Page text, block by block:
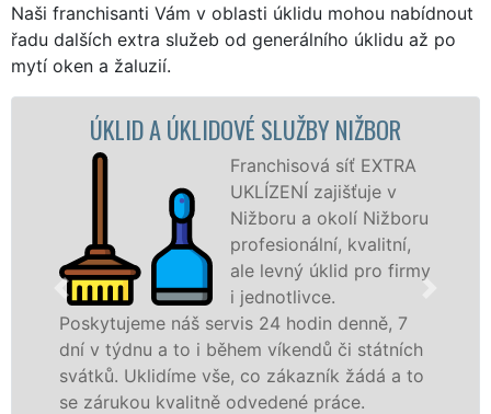
Naši franchisanti Vám v oblasti úklidu mohou nabídnout
řadu dalších extra služeb od generálního úklidu až po
mytí oken a žaluzií.
ÚKLIDOVÉ SLUŽBY NIŽBOR
Franchisová síť EXTRA
UKLÍZENÍ zajišťuje v
Nižboru a okolí Nižboru
profesionální, kvalitní,
ale levný úklid pro firmy
i jednotlivce.
náš servis 24 hodin denně, 7
a to i během víkendů či státních
vše, co zákazník žádá a to
kvalitně odvedené práce.
nabízíme
státní